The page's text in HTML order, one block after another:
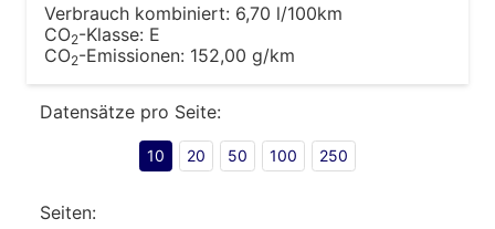
Verbrauch kombiniert: 6,70 l/100km
CO2-Klasse: E
CO2-Emissionen: 152,00 g/km
Datensätze pro Seite:
10 20 50 100 250
Seiten: